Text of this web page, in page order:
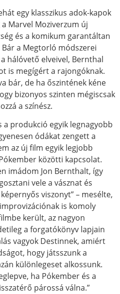
egy klasszikus adok-kapok
Marvel Moziverzum új
és a komikum garantáltan
a Megtorló módszerei
hálóvető elveivel, Bernthal
is megígért a rajongóknak.
bár, de ha őszintének kéne
bizonyos szinten mégiscsak
a színész.
a produkció egyik legnagyobb
ódákat zengett a
az új film egyik legjobb
közötti kapcsolat.
imádom Jon Bernthalt, így
vele a vásznat és
viszonyt” – mesélte,
is komoly
került, az nagyon
a forgatókönyv lapjain
vagyok Destinnek, amiért
hogy játsszunk a
különlegeset alkossunk.
ha Pókember és a
párossá válna.”